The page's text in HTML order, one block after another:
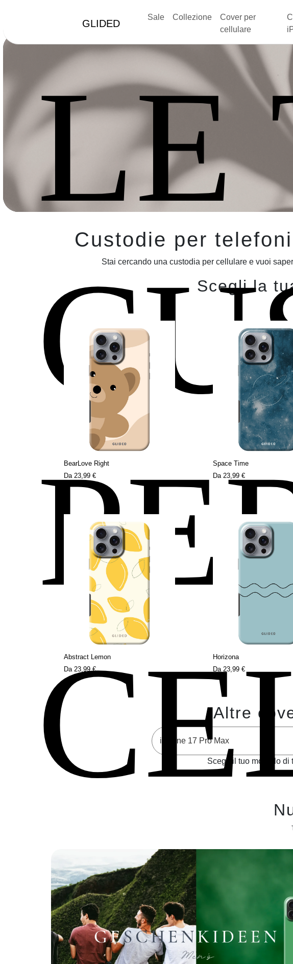
GLIDED
Sale Collezione
Cover per
cellulare
LE
Custodie per
Stai cercando una custodia per cellulare e vuoi
Scegli la
BearLove Right
Da 23,99 €
Space Time
Da 23,99 €
Abstract Lemon
Da 23,99 €
Horizona
Da 23,99 €
Altre
Scegli il tuo modello di